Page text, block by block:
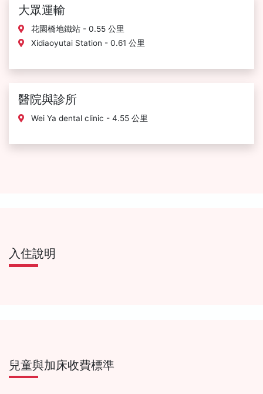
大眾運輸
花園橋地鐵站 - 0.55 公里
Xidiaoyutai Station - 0.61 公里
醫院與診所
Wei Ya dental clinic - 4.55 公里
入住說明
兒童與加床收費標準